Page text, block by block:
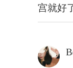
宫就好